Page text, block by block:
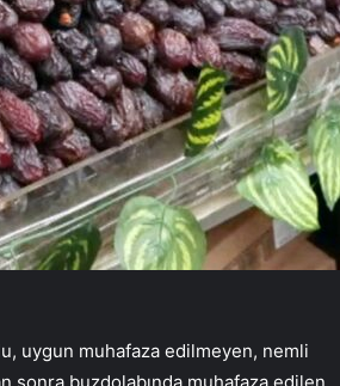
uygun muhafaza edilmeyen, nemli